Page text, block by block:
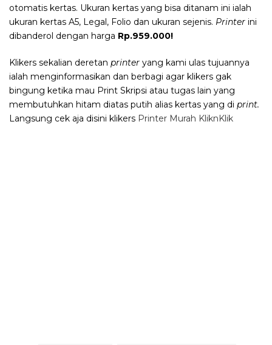
otomatis kertas. Ukuran kertas yang bisa ditanam ini ialah
ukuran kertas A5, Legal, Folio dan ukuran sejenis. Printer ini
dibanderol dengan harga Rp.959.000!
Klikers sekalian deretan printer yang kami ulas tujuannya
ialah menginformasikan dan berbagi agar klikers gak
bingung ketika mau Print Skripsi atau tugas lain yang
membutuhkan hitam diatas putih alias kertas yang di print.
Langsung cek aja disini klikers Printer Murah KliknKlik